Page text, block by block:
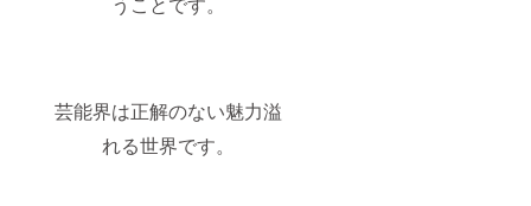
芸能界は正解のない魅力溢
れる世界です。